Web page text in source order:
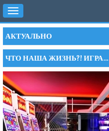
Toggle
navigation
АКТУАЛЬНО
ЧТО НАША ЖИЗНЬ?! ИГРА…